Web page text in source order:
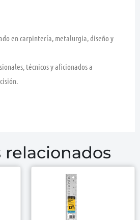
en carpintería, metalurgia, diseño y
técnicos y aficionados a
relacionados